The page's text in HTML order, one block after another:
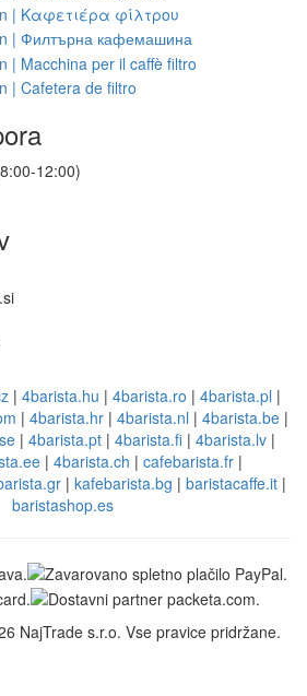
12:00)
| 4barista.hu | 4barista.ro | 4barista.pl |
| 4barista.hr | 4barista.nl | 4barista.be |
| 4barista.pt | 4barista.fi | 4barista.lv |
| 4barista.ch | cafebarista.fr |
| kafebarista.bg | baristacaffe.it|
baristashop.es
NajTrade s.r.o. Vse pravice pridržane.